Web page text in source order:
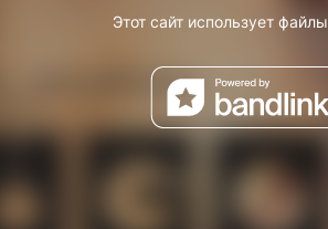
Этот сайт использует файлы